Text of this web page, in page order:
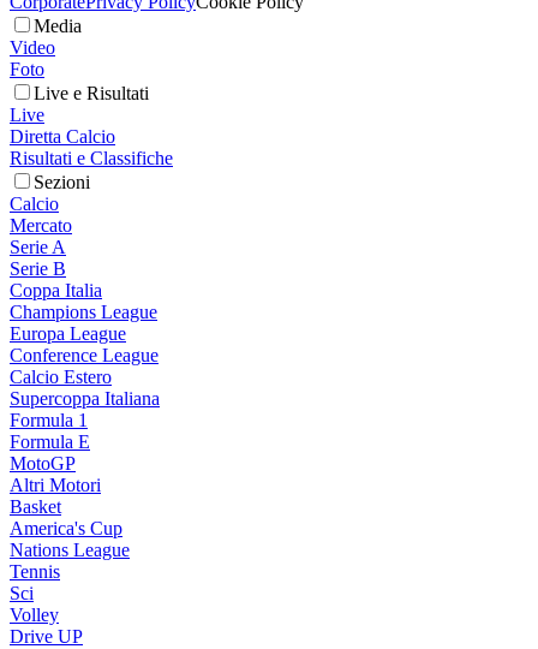
Media
Video
Foto
Live e Risultati
Live
Diretta Calcio
Risultati e Classifiche
Sezioni
Calcio
Mercato
Serie A
Serie B
Coppa Italia
Champions League
Europa League
Conference League
Calcio Estero
Supercoppa Italiana
Formula 1
Formula E
MotoGP
Altri Motori
Basket
America's Cup
Nations League
Tennis
Sci
Volley
Drive UP